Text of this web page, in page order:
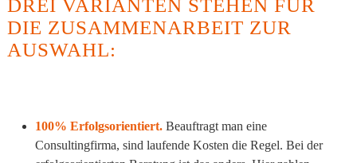
DREI VARIANTEN STEHEN FÜR
DIE ZUSAMMENARBEIT ZUR
AUSWAHL:
100% Erfolgsorientiert. Beauftragt man eine
Consultingfirma, sind laufende Kosten die Regel. Bei der